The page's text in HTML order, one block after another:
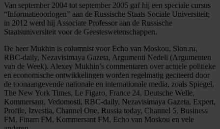
Van september 2004 tot september 2005 gaf hij een speciale cursus
“Informatieoorlogen” aan de Russische Staats Sociale Universiteit;
in 2012 werd hij Associate Professor aan de Russische
Staatsuniversiteit voor de Geesteswetenschappen.
De heer Mukhin is columnist voor Echo van Moskou, Slon.ru,
RBC-daily, Nezavisimaya Gazeta, Argumenti Nedeli (Argumenten
van de Week). Alexey Mukhin’s commentaren over actuele politieke
en economische ontwikkelingen worden regelmatig geciteerd door
de toonaangevende nationale en internationale media, zoals Spiegel,
The New York Times, Le Figaro, France 24, Deutsche Welle,
Kommersant, Vedomosti, RBC-daily, Nezavisimaya Gazeta, Expert,
Profile, Izvestia, Channel One, Russia today, Channel 5, Business
FM, Finam FM, Kommersant FM, Echo van Moskou en vele